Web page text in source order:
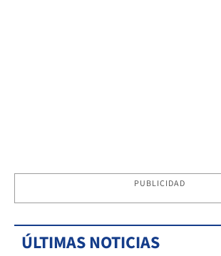
PUBLICIDAD
ÚLTIMAS NOTICIAS